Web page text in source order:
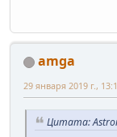
amga
29 января 2019 г.,
Цитата: